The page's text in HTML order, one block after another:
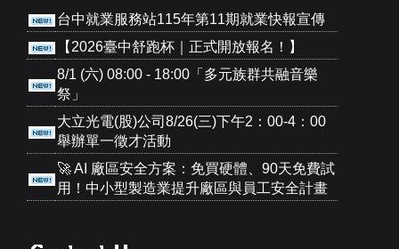
台中就業服務站115年第11期就業快報宣傳
【2026臺中舒跑杯｜正式開放報名！】
8/1 (六) 08:00 - 18:00「多元族群共融音樂
祭」
大立光電(股)公司8/26(三)下午2：00-4：00
舉辦單一徵才活動
🚀 AI 廠區安全方案：免買硬體、90天免費試
用！中小型製造業提升廠區與員工安全計畫